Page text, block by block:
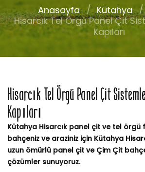
Anasayfa Kütahya
Hisarcık Tel Örgü Panel Çit
Kapıları
Hisarcık Tel Örgü Panel Çit
Kapıları
Kütahya Hisarcık panel çit ve tel örgü
bahçeniz ve araziniz için Kütahya
uzun ömürlü panel çit ve Çim Çit
çözümler sunuyoruz.